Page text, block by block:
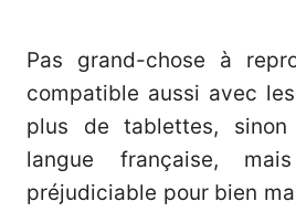
Pas grand-chose à
compatible aussi avec
plus de tablettes, sinon
langue française,
préjudiciable pour bien